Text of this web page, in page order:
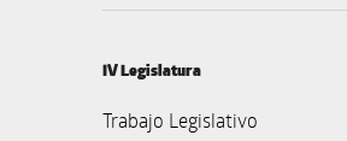
IV Legislatura
Trabajo Legislativo